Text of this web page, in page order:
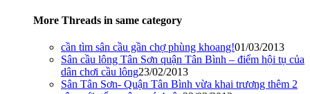
More Threads in same category
cần tìm sân cầu gần chợ phùng khoang!01/03/2013
Sân cầu lông Tân Sơn quận Tân Bình – điểm hội tụ của
dân chơi cầu lông23/02/2013
Sân Tân Sơn- Quận Tân Bình vừa khai trương thêm 2